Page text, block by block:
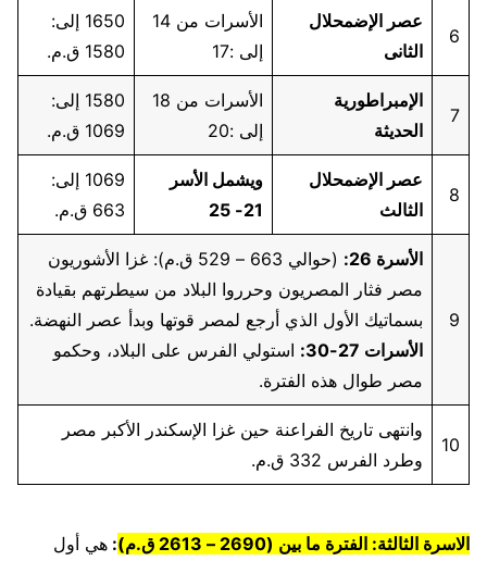
6
عصر الإضمحلال
الثانى
الأسرات من 14
إلى :17
1650 إلى:
1580 ق.م.
7
الإمبراطورية
الحديثة
الأسرات من 18
إلى :20
1580 إلى:
1069 ق.م.
8
عصر الإضمحلال
الثالث
ويشمل الأسر
21- 25
1069 إلى:
663 ق.م.
9
الأسرة 26:
(حوالي 663 – 529 ق.م): غزا الأشوريون
مصر فثار المصريون وحرروا البلاد من سيطرتهم بقيادة
بسماتيك الأول الذي أرجع لمصر قوتها وبدأ عصر النهضة.
الأسرات 27-30:
استولي الفرس على البلاد، وحكمو
مصر طوال هذه الفترة.
10
وانتهى تاريخ الفراعنة حين غزا الإسكندر الأكبر مصر
وطرد الفرس 332 ق.م.
الاسرة الثالثة: الفترة ما بين (2690 – 2613 ق.م) : هي أول